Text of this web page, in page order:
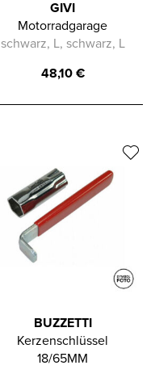
GIVI
Motorradgarage
schwarz, L, schwarz, L
48,10€
BUZZETTI
Kerzenschlüssel
18/65MM